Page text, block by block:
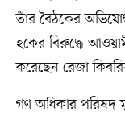
তাঁর বৈঠকের
হকের বিরুদ্ধে
করেছেন রেজা
গণ অধিকার